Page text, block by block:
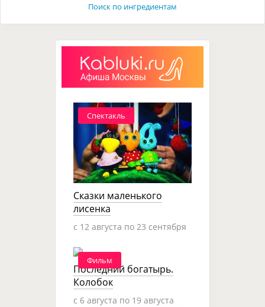
Поиск по ингредиентам
Спектакль
Сказки маленького
лисенка
c 12 августа по 23 сентября
Фильм
Последний богатырь.
Колобок
c 6 августа по 19 августа